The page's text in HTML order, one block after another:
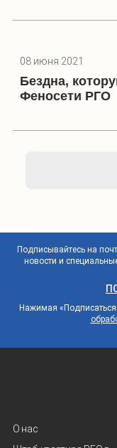
08 июня 2021
Бездна,
Феносети РГО
Подписывайтесь на
новости и
Нажимая
О нас